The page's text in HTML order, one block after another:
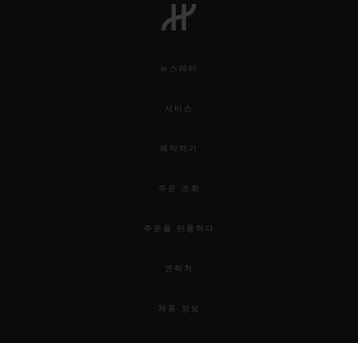
뉴스레터
서비스
예약하기
주문 조회
주문을 반품하다
연락처
채용 정보